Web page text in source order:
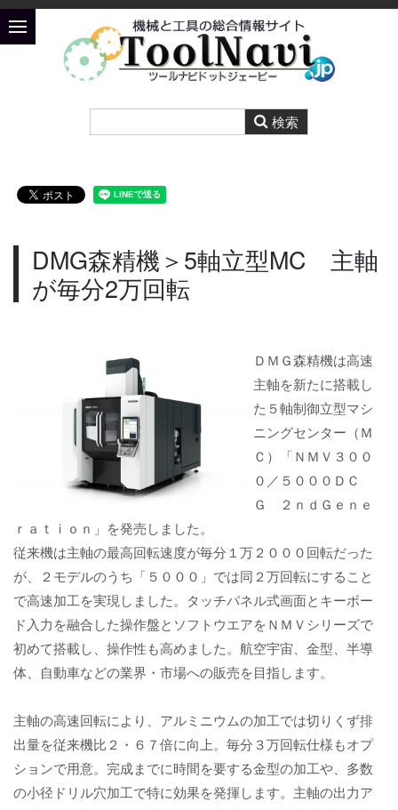
DMG森精機＞5軸立型MC 主軸
が毎分2万回転
ＤＭＧ森精機は高速
主軸を新たに搭載し
た５軸制御立型マシ
ニングセンター（Ｍ
Ｃ）「ＮＭＶ３００
０／５０００ＤＣ
Ｇ ２ｎｄＧｅｎｅ
ｒａｔｉｏｎ」を発売しました。
従来機は主軸の最高回転速度が毎分１万２０００回転だった
が、２モデルのうち「５０００」では同２万回転にすること
で高速加工を実現しました。タッチパネル式画面とキーボー
ド入力を融合した操作盤とソフトウエアをＮＭＶシリーズで
初めて搭載し、操作性も高めました。航空宇宙、金型、半導
体、自動車などの業界・市場への販売を目指します。
主軸の高速回転により、アルミニウムの加工では切りくず排
出量を従来機比２・６７倍に向上。毎分３万回転仕様もオプ
ションで用意。完成までに時間を要する金型の加工や、多数
の小径ドリル穴加工で特に効果を発揮します。主軸の出力ア